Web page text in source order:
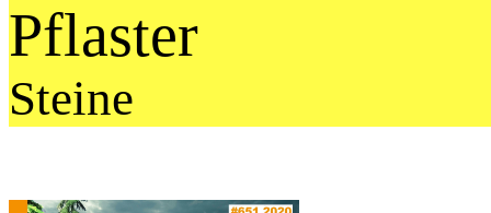
Pflaster
Steine